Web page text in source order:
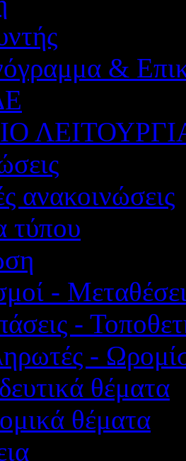
&
ανακοινώσεις
τύπου
-
-
-
θέματα
θέματα